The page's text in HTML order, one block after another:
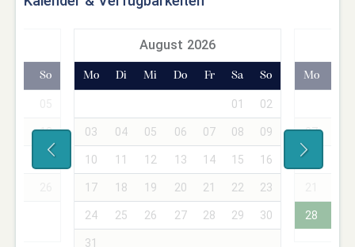
So
12
19
August 2026
Mo Di Mi Do Fr Sa So
01 02
03 04 05 06 07 08 09
10 11 12 13 14 15 16
17 18 19 20 21 22 23
24 25 26 27 28 29 30
31
Mo
07
28